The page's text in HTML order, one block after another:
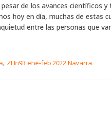
pesar de los avances científicos
hoy en día, muchas de estas
entre las personas que
, ZHn93 ene-feb 2022 Navarra